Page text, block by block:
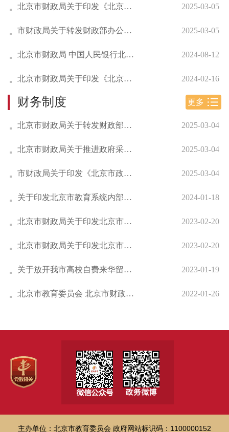
北京市财政局关于印发《北京市关于宣传贯彻新... 2025-03-05
市财政局关于转发财政部办公厅关于进一步提高... 2025-03-05
北京市财政局 中国人民银行北京市分行 关于修... 2024-08-12
北京市财政局关于印发《北京市政府采购文件示... 2024-02-16
财务制度 更多
北京市财政局关于转发财政部《财政电子票据管... 2025-03-04
北京市财政局关于推进政府采购电子化合同有关... 2025-03-04
市财政局关于印发《北京市政府采购文件示范文... 2025-03-04
关于印发北京市教育系统内部控制指引文件（制... 2024-01-18
北京市财政局关于印发北京市政府采购集中带量... 2023-02-20
北京市财政局关于印发北京市政府采购集中采购... 2023-02-20
关于放开我市高校自费来华留学生收费标准有关... 2023-01-19
北京市教育委员会 北京市财政局关于印发《调... 2022-01-26
主办单位：北京市教育委员会 政府网站标识码：1100000152